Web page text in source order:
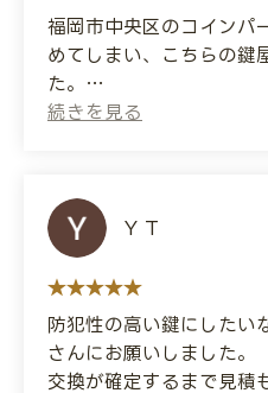
when I lost my car
bind, I called this
I was surprised at how
everything, from
It was an unfortunate
out, but it was
福岡市中央区のコインパ
めてしまい、こちらの鍵
た。
すごく丁寧な対応で仕事
(Translated by Google)
I locked my car keys in
Chuo Ward, Fukuoka
locksmith come to help
They were very polite
The total cost was
Y T
防犯性の高い鍵にしたい
さんにお願いしました。
交換が確定するまで見積